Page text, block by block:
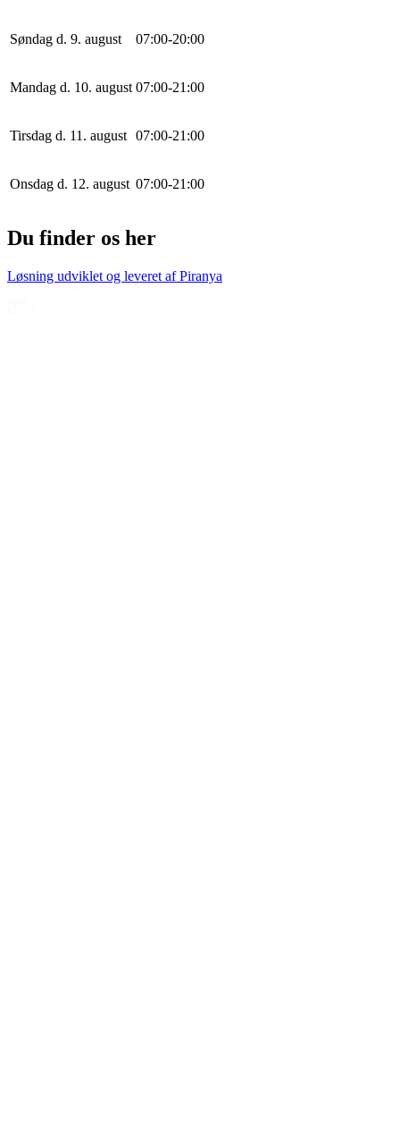
Søndag d. 9. august 07:00-20:00
Mandag d. 10. august 07:00-21 :00
Tirsdag d. 11. august 07:00-21 :00
Onsdag d. 12. august 07:00-21 :00
Du finder os her
Løsning udviklet og leveret afPiranya